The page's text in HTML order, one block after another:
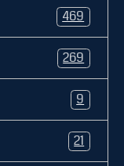
469
269
9
21